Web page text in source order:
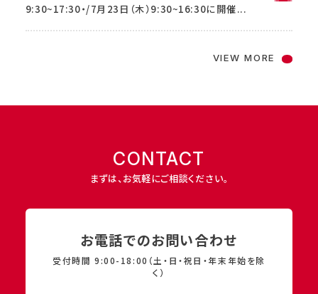
9:30~17:30・/7月23日（木）9:30~16:30に開催...
VIEW MORE
CONTACT
まずは、お気軽にご相談ください。
お電話でのお問い合わせ
受付時間 9:00-18:00（土・日・祝日・年末年始を除
く）